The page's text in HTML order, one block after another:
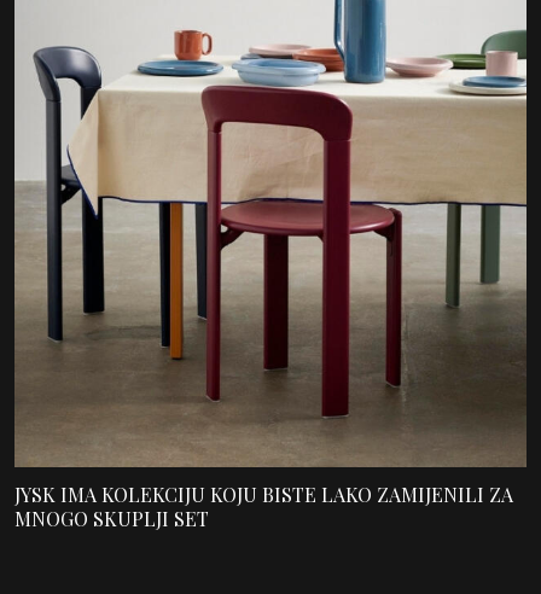
JYSK IMA KOLEKCIJU KOJU BISTE LAKO ZAMIJENILI ZA
MNOGO SKUPLJI SET